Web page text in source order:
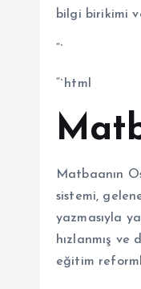
bilgi birikimi
“`
“`html
Matbaanın
sistemi,
yazmasıyla
hızlanmış
eğitim